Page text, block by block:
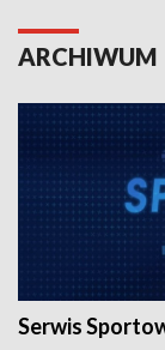
ARCHIWUM
Serwis